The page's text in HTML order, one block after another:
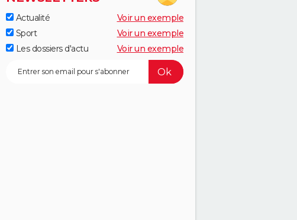
Actualité
Voir un exemple
Sport
Voir un exemple
Les dossiers d'actu
Voir un exemple